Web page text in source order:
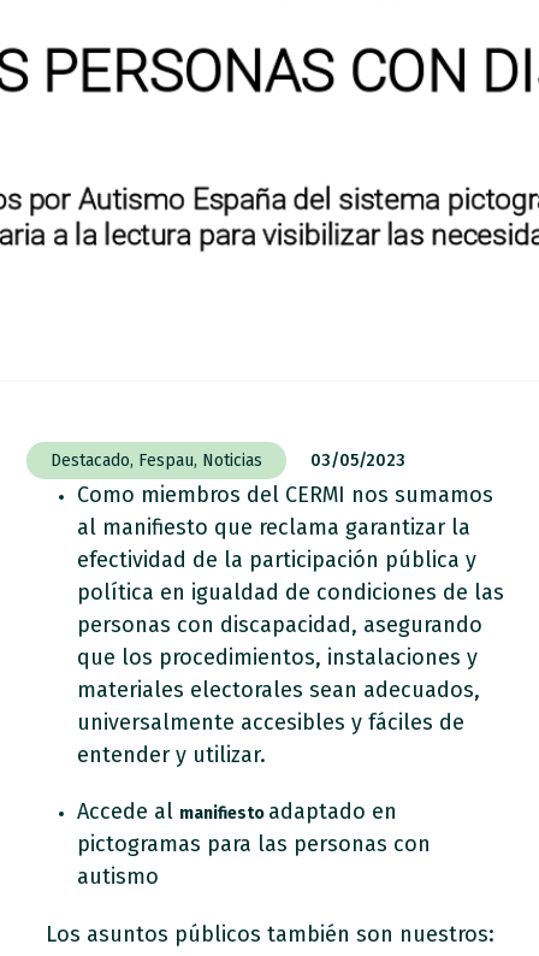
Destacado, Fespau, Noticias 03/05/2023
Como miembros del CERMI nos sumamos
al manifiesto que reclama garantizar la
efectividad de la participación pública y
política en igualdad de condiciones de las
personas con discapacidad, asegurando
que los procedimientos, instalaciones y
materiales electorales sean adecuados,
universalmente accesibles y fáciles de
entender y utilizar.
Accede al manifiesto adaptado en
pictogramas para las personas con
autismo
Los asuntos públicos también son nuestros: